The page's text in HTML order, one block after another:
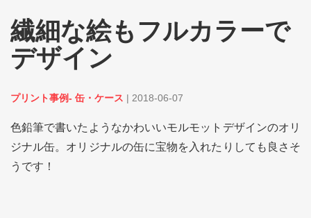
繊細な絵もフルカラーで
デザイン
プリント事例- 缶・ケース | 2018-06-07
色鉛筆で書いたようなかわいいモルモットデザインのオリ
ジナル缶。オリジナルの缶に宝物を入れたりしても良さそ
うです！